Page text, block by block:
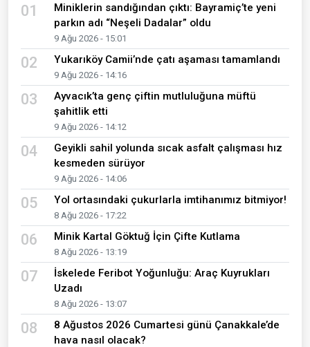
01
Miniklerin sandığından çıktı: Bayramiç’te yeni
parkın adı “Neşeli Dadalar” oldu
9 Ağu 2026 - 15:01
02 Yukarıköy Camii’nde çatı aşaması tamamlandı
9 Ağu 2026 - 14:16
03
Ayvacık’ta genç çiftin mutluluğuna müftü
şahitlik etti
9 Ağu 2026 - 14:12
04
Geyikli sahil yolunda sıcak asfalt çalışması hız
kesmeden sürüyor
9 Ağu 2026 - 14:06
05 Yol ortasındaki çukurlarla imtihanımız bitmiyor!
8 Ağu 2026 - 17:22
06 Minik Kartal Göktuğ İçin Çifte Kutlama
8 Ağu 2026 - 13:19
07
İskelede Feribot Yoğunluğu: Araç Kuyrukları
Uzadı
8 Ağu 2026 - 13:07
08
8 Ağustos 2026 Cumartesi günü Çanakkale’de
hava nasıl olacak?